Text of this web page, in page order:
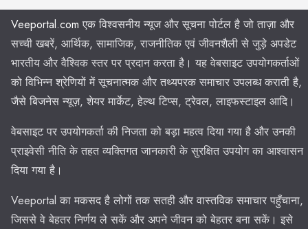
Veeportal.com एक विश्वसनीय न्यूज और सूचना पोर्टल है जो ताज़ा और
सच्ची खबरें, आर्थिक, सामाजिक, राजनीतिक एवं जीवनशैली से जुड़े अपडेट
भारतीय और वैश्विक स्तर पर प्रदान करता है। यह वेबसाइट उपयोगकर्ताओं
को विभिन्न श्रेणियों में सूचनात्मक और तथ्यपरक समाचार उपलब्ध कराती है,
जैसे बिजनेस न्यूज़, शेयर मार्केट, हेल्थ टिप्स, ट्रेवल, लाइफस्टाइल आदि।
वेबसाइट पर उपयोगकर्ता की निजता को बड़ा महत्व दिया गया है और उनकी
प्राइवेसी नीति के तहत व्यक्तिगत जानकारी के सुरक्षित उपयोग का आश्वासन
दिया गया है।
Veeportal का मकसद है लोगों तक सतही और वास्तविक समाचार पहुँचाना,
जिससे वे बेहतर निर्णय ले सकें और अपने जीवन को बेहतर बना सकें। इसे